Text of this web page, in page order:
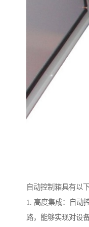
自动控制箱具有以下
1. 高度集成：自动
路，能够实现对设